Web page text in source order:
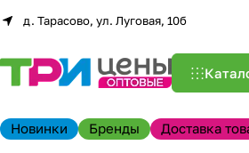
д. Тарасово, ул. Луговая, 10б
Новинки Бренды Доставка